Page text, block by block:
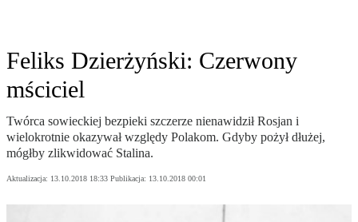
Feliks Dzierżyński: Czerwony
mściciel
Twórca sowieckiej bezpieki szczerze nienawidził Rosjan i
wielokrotnie okazywał względy Polakom. Gdyby pożył dłużej,
mógłby zlikwidować Stalina.
Aktualizacja: 13.10.2018 18:33 Publikacja: 13.10.2018 00:01